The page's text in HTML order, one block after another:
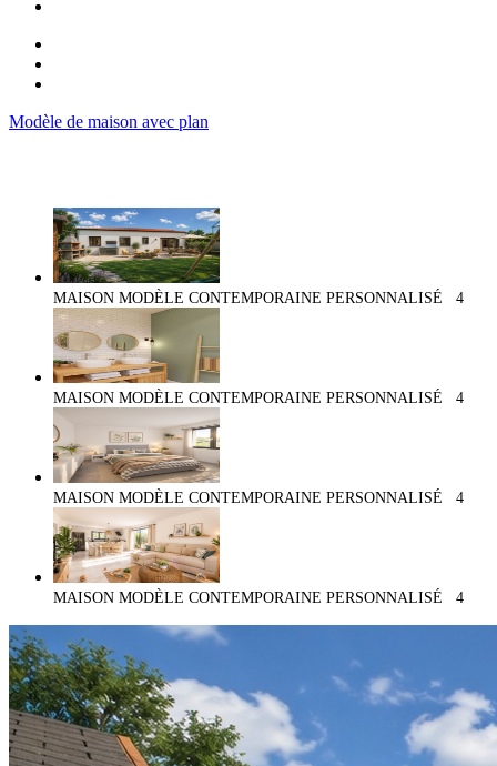
Modèle de maison avec plan
MAISON MODÈLE CONTEMPORAINE PERSONNALISÉ 4
MAISON MODÈLE CONTEMPORAINE PERSONNALISÉ 4
MAISON MODÈLE CONTEMPORAINE PERSONNALISÉ 4
MAISON MODÈLE CONTEMPORAINE PERSONNALISÉ 4